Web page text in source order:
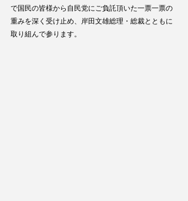
で国民の皆様から自民党にご負託頂いた一票一票の
重みを深く受け止め、岸田文雄総理・総裁とともに
取り組んで参ります。